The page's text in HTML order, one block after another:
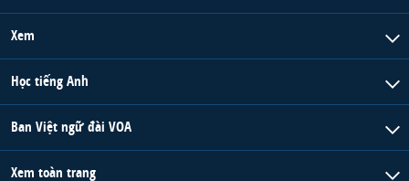
Xem
Học tiếng Anh
Ban Việt ngữ đài VOA
Xem toàn trang